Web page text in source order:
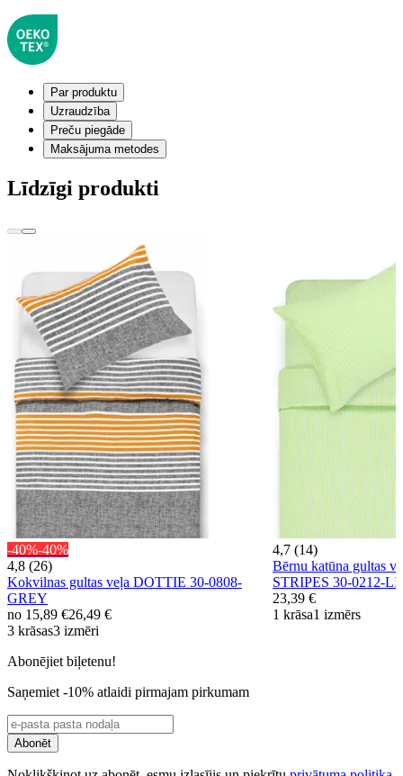
Par produktu
Uzraudzība
Preču piegāde
Maksājuma metodes
Līdzīgi produkti
-40%-40%
4,8 (26)
Kokvilnas gultas veļa DOTTIE 30-0808-
GREY
no 15,89 €26,49 €
3 krāsas3 izmēri
4,7 (14)
Bērnu katūna gultas
STRIPES 30-0212-
23,39 €
1 krāsa1 izmērs
Abonējiet biļetenu!
Saņemiet -10% atlaidi pirmajam pirkumam
Abonēt